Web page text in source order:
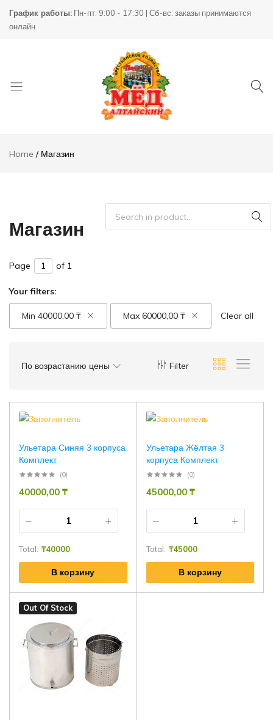
График работы: Пн-пт: 9:00 - 17:30 | Сб-вс: заказы принимаются
онлайн
Home
Магазин
Магазин
Page of 1
Your filters:
Min 40000,00 ₸ Max 60000,00 ₸ Clear all
Filter
По возрастанию цены
Ульетара Синяя 3 корпуса
Комплект
(0)
40000,00 ₸
Total: ₸40000
В корзину
Ульетара Жёлтая 3
корпуса Комплект
(0)
45000,00 ₸
Total: ₸45000
В корзину
Out Of Stock